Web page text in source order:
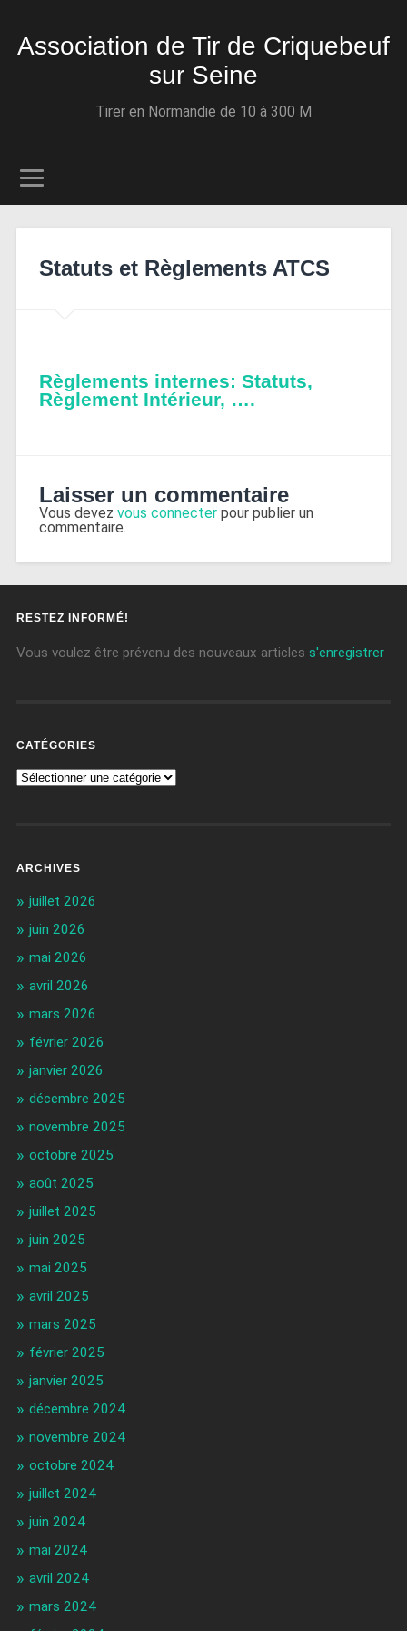
Association de Tir de Criquebeuf
sur Seine
Tirer en Normandie de 10 à 300 M
Statuts et Règlements ATCS
Règlements internes: Statuts,
Règlement Intérieur, ….
Laisser un commentaire
Vous devez vous connecterpour publier un
commentaire.
RESTEZ INFORMÉ!
Vous voulez être prévenu des nouveaux articles s'enregistrer
CATÉGORIES
ARCHIVES
juillet 2026
juin 2026
mai 2026
avril 2026
mars 2026
février 2026
janvier 2026
décembre 2025
novembre 2025
octobre 2025
août 2025
juillet 2025
juin 2025
mai 2025
avril 2025
mars 2025
février 2025
janvier 2025
décembre 2024
novembre 2024
octobre 2024
juillet 2024
juin 2024
mai 2024
avril 2024
mars 2024